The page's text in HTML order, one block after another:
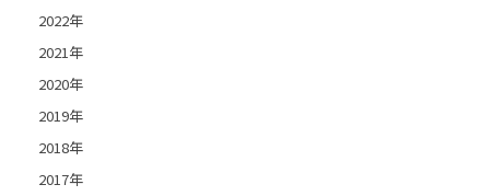
2022年
2021年
2020年
2019年
2018年
2017年